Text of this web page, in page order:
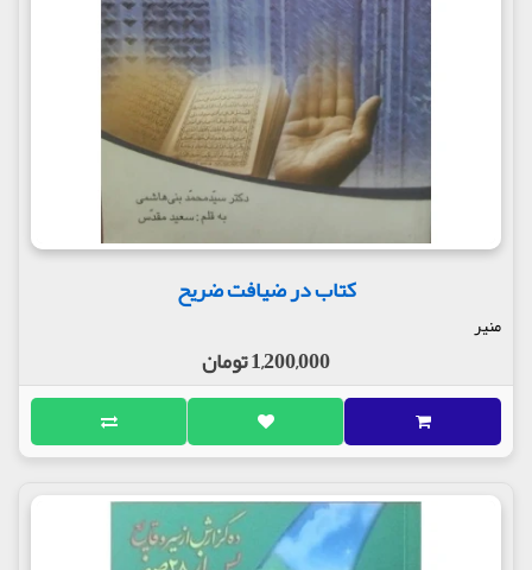
کتاب در ضیافت ضریح
منیر
1,200,000 تومان